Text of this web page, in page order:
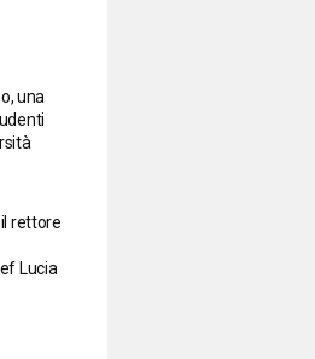
una
rettore
Lucia